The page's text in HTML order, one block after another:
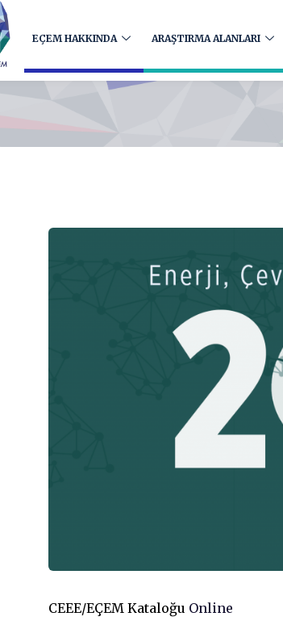
EÇEM HAKKINDA ARAŞTIRMA ALANLARI
CEEE/EÇEM Kataloğu Online